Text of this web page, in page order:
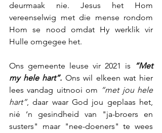
deurmaak nie. Jesus het Hom
vereenselwig met die mense rondom
Hom se nood omdat Hy werklik vir
Hulle omgegee het.
Ons gemeente leuse vir 2021 is
“Met
my hele hart”. Ons wil elkeen wat hier
lees vandag uitnooi om “met jou hele
hart”, daar waar God jou geplaas het,
nié ‘n gesindheid van "ja-broers en
susters" maar "nee-doeners" te wees